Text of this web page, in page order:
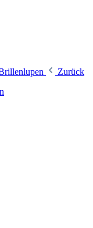
Zurück